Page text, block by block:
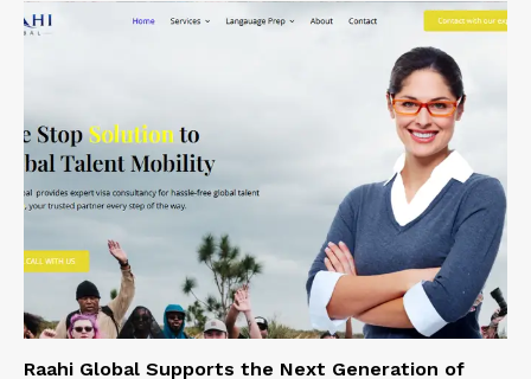
Raahi Global Supports the Next Generation of